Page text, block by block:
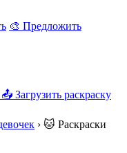
🎨 Предложить
📤 Загрузить раскраску
› 🐱 Раскраски